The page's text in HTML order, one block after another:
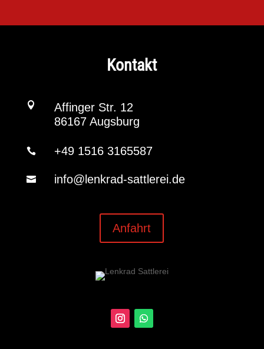
Kontakt

Affinger Str. 12
86167 Augsburg
 +49 1516 3165587
 info@lenkrad-sattlerei.de
Anfahrt